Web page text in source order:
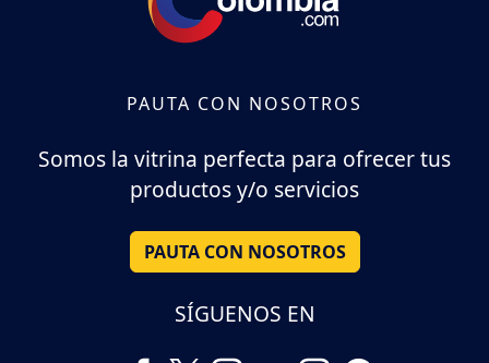
PAUTA CON NOSOTROS
Somos la vitrina perfecta para ofrecer tus
productos y/o servicios
PAUTA CON NOSOTROS
SÍGUENOS EN